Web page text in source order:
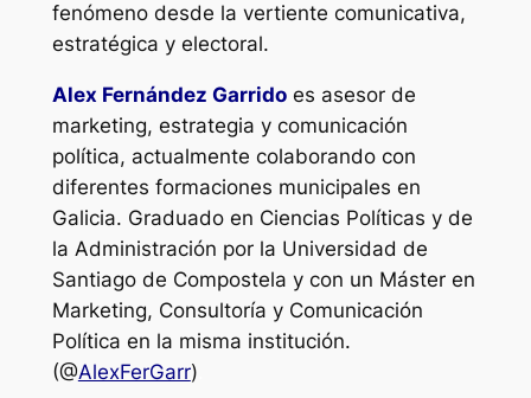
fenómeno desde la vertiente comunicativa,
estratégica y electoral.
Alex Fernández Garridoes asesor de
marketing, estrategia y comunicación
política, actualmente colaborando con
diferentes formaciones municipales en
Galicia. Graduado en Ciencias Políticas y de
la Administración por la Universidad de
Santiago de Compostela y con un Máster en
Marketing, Consultoría y Comunicación
Política en la misma institución.
(@AlexFerGarr)